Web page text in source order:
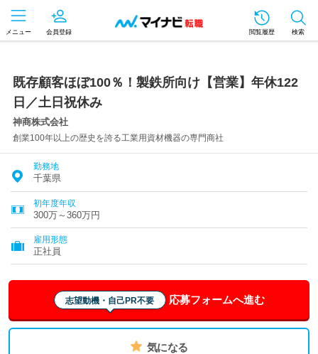
メニュー 会員登録 閲覧履歴 検索
既存顧客ほぼ100％！製鉄所向け【営業】年休122
日／土日祝休み
神商株式会社
創業100年以上の歴史を誇る工業用資材機器の専門商社
勤務地
千葉県
初年度年収
300万～360万円
雇用形態
正社員
志望動機・自己PR不要 応募フォームへ進む
気になる